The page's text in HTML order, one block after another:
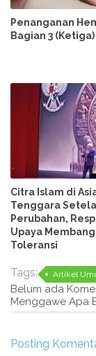
Penanganan
Bagian 3 (Ketiga)
Citra Islam di
Tenggara
Perubahan,
Upaya
Toleransi
Tags: Artikel
Belum ada
Menggawe Apa
Posting